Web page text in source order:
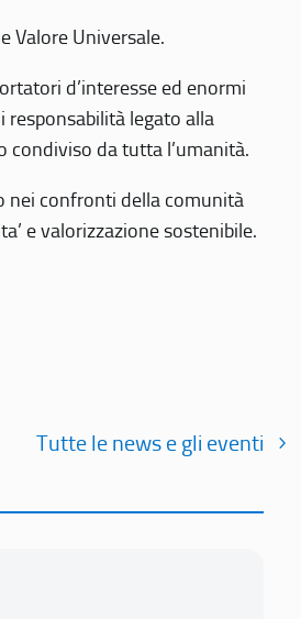
Valore Universale.
d’interesse ed enormi
responsabilità legato alla
condiviso da tutta l’umanità.
nei confronti della comunità
e valorizzazione sostenibile.
Tutte le news e gli eventi